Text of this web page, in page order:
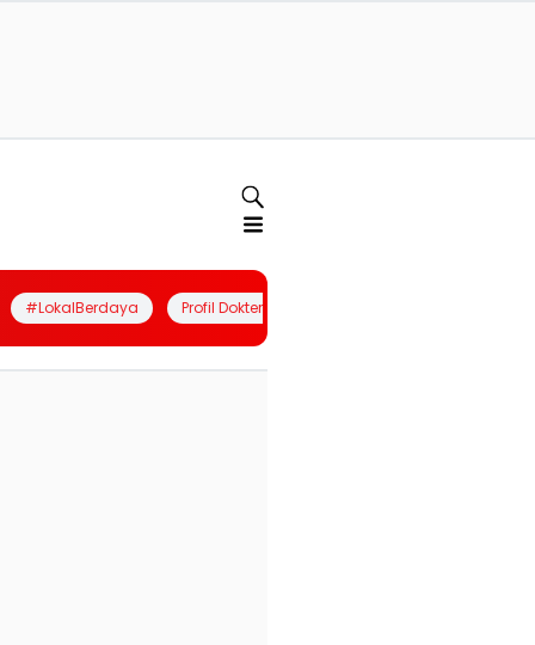
#LokalBerdaya Profil Dokter